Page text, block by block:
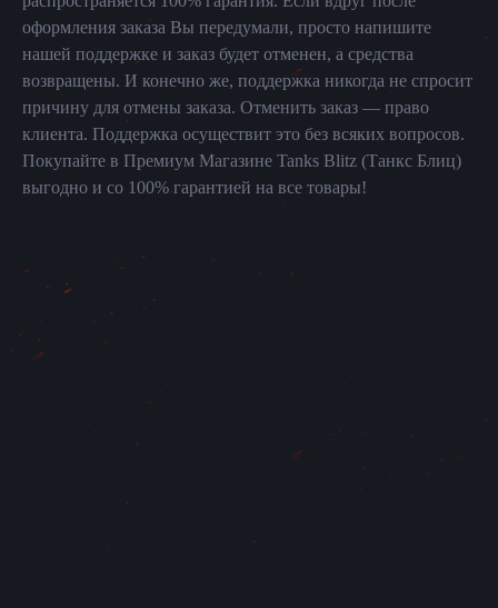
оформления заказа Вы передумали, просто напишите
нашей поддержке и заказ будет отменен, а средства
возвращены. И конечно же, поддержка никогда не спросит
причину для отмены заказа. Отменить заказ — право
клиента. Поддержка осуществит это без всяких вопросов.
Покупайте в Премиум Магазине Tanks Blitz (Танкс Блиц)
выгодно и со 100% гарантией на все товары!